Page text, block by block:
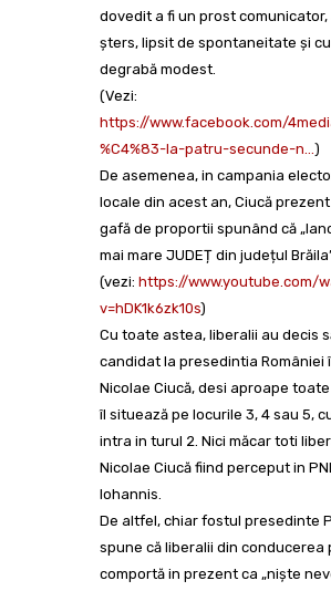
dovedit a fi un prost
șters, lipsit de spontaneitate și
degrabă modest.
(Vezi:
https://www.facebook.com/
%C4%83-la-patru-secunde-n…)
De asemenea, in campania
locale din acest an, Ciucă
gafă de proportii spunând că
mai mare JUDEȚ din județul
(vezi: https://www.youtube.com/
v=hDK1k6zk10s)
Cu toate astea, liberalii au decis
candidat la presedintia României
Nicolae Ciucă, desi aproape
îl situează pe locurile 3, 4 sau 5,
intra in turul 2. Nici măcar toti
Nicolae Ciucă fiind perceput in
Iohannis.
De altfel, chiar fostul presedinte
spune că liberalii din conducerea
comportă in prezent ca „niște